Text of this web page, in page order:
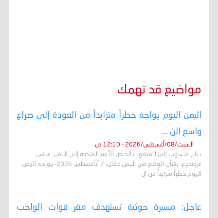
مواضيع قد تهمك
اليمن اليوم يواجه خطراً متزايداً من العودة إلى صراع
واسع الن ...
السبت/08/أغسطس/2026 - 12:10 ص
بيان منسوب إلى المبعوث الخاص للأمم المتحدة إلى اليمن، هانس
غروندبرغ، بشأن الوضع في اليمن عمّان، 7 آبأغسطس 2026- يواجه اليمن
اليوم خطراً متزايداً من ال
عاجل: مسيرة حوثية تستهدف مقر قوات الواجب